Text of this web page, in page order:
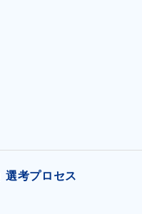
選考プロセス